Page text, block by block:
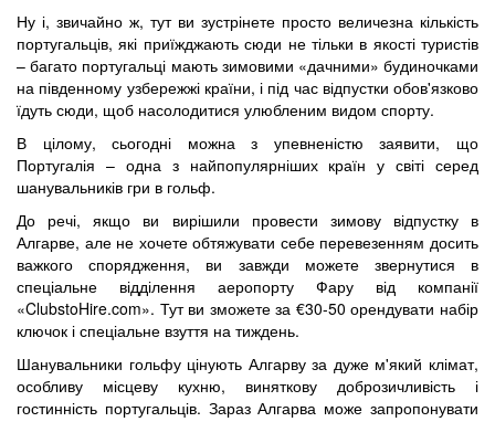
Ну і, звичайно ж, тут ви зустрінете просто величезна кількість
португальців, які приїжджають сюди не тільки в якості туристів
– багато португальці мають зимовими «дачними» будиночками
на південному узбережжі країни, і під час відпустки обов'язково
їдуть сюди, щоб насолодитися улюбленим видом спорту.
В цілому, сьогодні можна з упевненістю заявити, що
Португалія – одна з найпопулярніших країн у світі серед
шанувальників гри в гольф.
До речі, якщо ви вирішили провести зимову відпустку в
Алгарве, але не хочете обтяжувати себе перевезенням досить
важкого спорядження, ви завжди можете звернутися в
спеціальне відділення аеропорту Фару від компанії
«ClubstoHire.com». Тут ви зможете за €30-50 орендувати набір
ключок і спеціальне взуття на тиждень.
Шанувальники гольфу цінують Алгарву за дуже м'який клімат,
особливу місцеву кухню, виняткову доброзичливість і
гостинність португальців. Зараз Алгарва може запропонувати